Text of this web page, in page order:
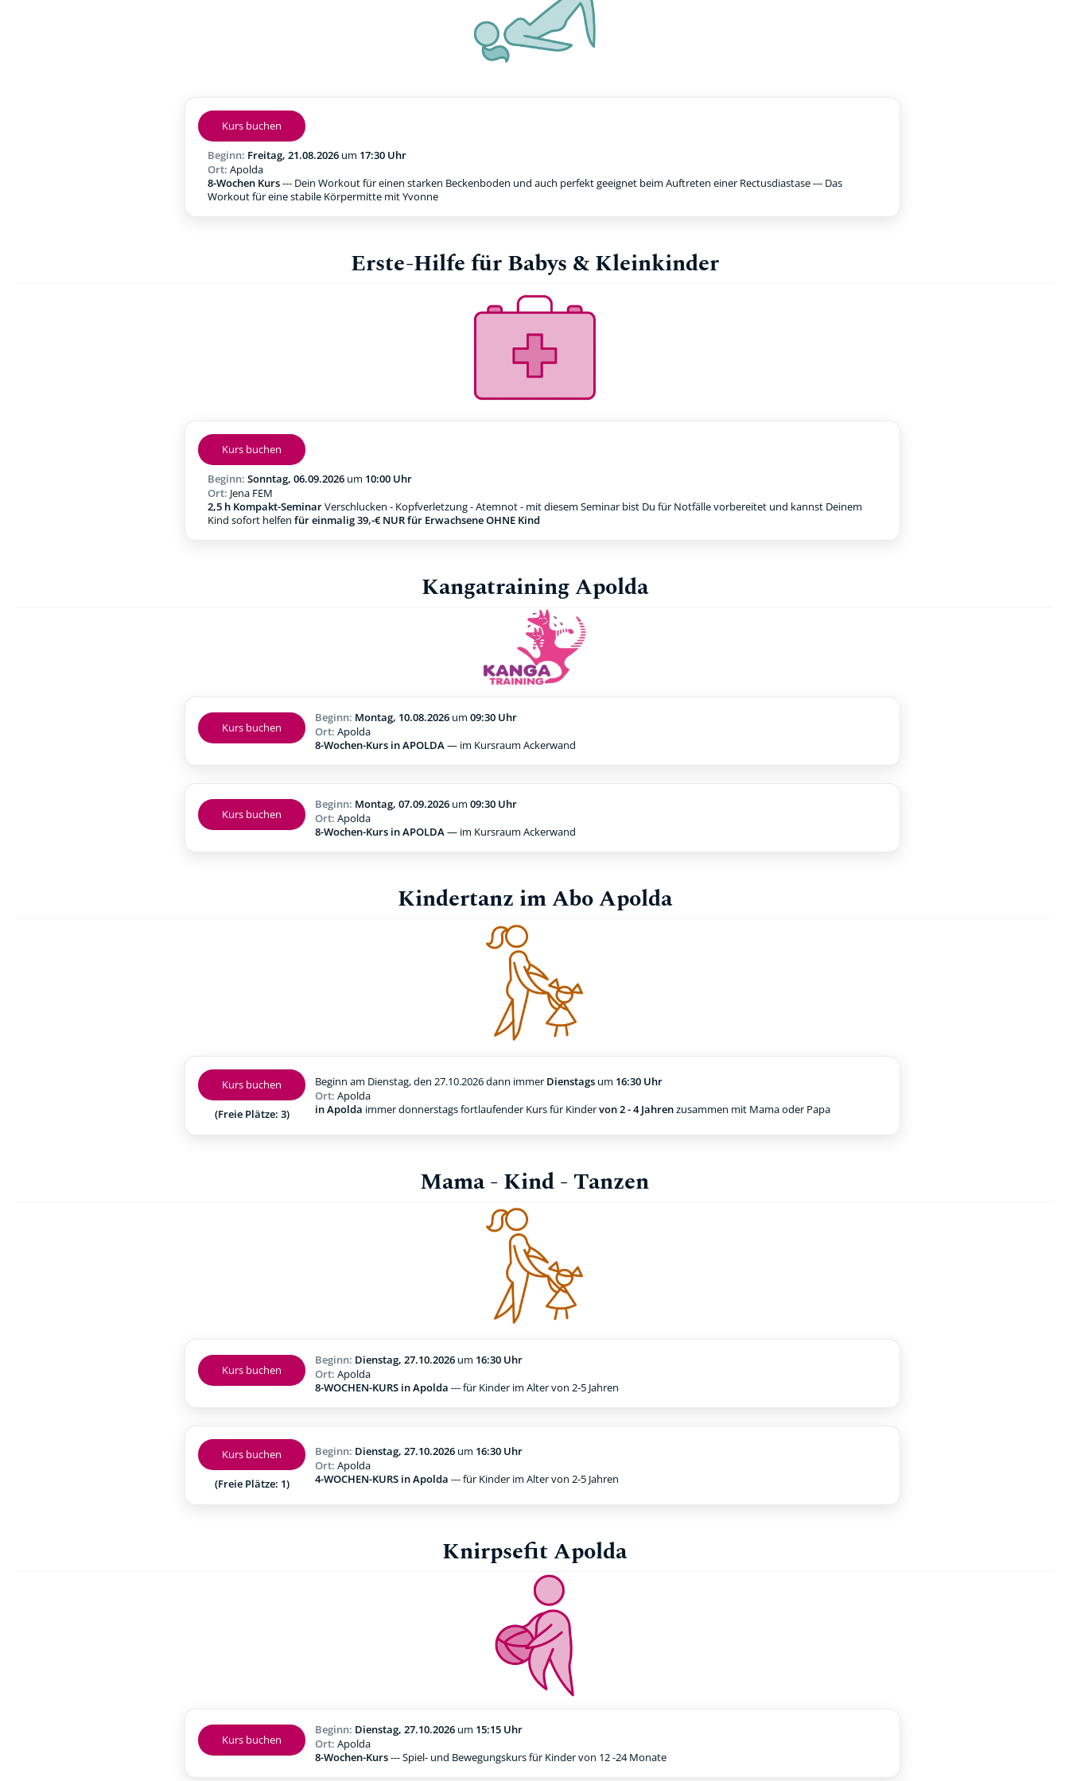
Kurs buchen
Beginn: Freitag, 21.08.2026 um 17:30 Uhr
Ort: Apolda
8-Wochen Kurs--- Dein Workout für einen starken Beckenboden und auch perfekt geeignet beim Auftreten einer Rectusdiastase --- Das
Workout für eine stabile Körpermitte mit Yvonne
Erste-Hilfe für Babys & Kleinkinder
Kurs buchen
Beginn: Sonntag, 06.09.2026 um 10:00 Uhr
Ort: Jena FEM
2,5 h Kompakt-SeminarVerschlucken - Kopfverletzung - Atemnot - mit diesem Seminar bist Du für Notfälle vorbereitet und kannst Deinem
Kind sofort helfen für einmalig 39,-€ NUR für Erwachsene OHNE Kind
Kangatraining Apolda
Kurs buchen
Beginn: Montag, 10.08.2026 um 09:30 Uhr
Ort: Apolda
8-Wochen-Kurs in APOLDA — im Kursraum Ackerwand
Kurs buchen
Beginn: Montag, 07.09.2026 um 09:30 Uhr
Ort: Apolda
8-Wochen-Kurs in APOLDA — im Kursraum Ackerwand
Kindertanz im Abo Apolda
Kurs buchen
(Freie Plätze: 3)
Beginn am Dienstag, den 27.10.2026dann immer Dienstags um 16:30 Uhr
Ort: Apolda
in Apolda immer donnerstags fortlaufender Kurs für Kindervon 2 - 4 Jahrenzusammen mit Mama oder Papa
Mama - Kind - Tanzen
Kurs buchen
Beginn: Dienstag, 27.10.2026 um 16:30 Uhr
Ort: Apolda
8-WOCHEN-KURS in Apolda --- für Kinder im Alter von 2-5 Jahren
Kurs buchen
(Freie Plätze: 1)
Beginn: Dienstag, 27.10.2026 um 16:30 Uhr
Ort: Apolda
4-WOCHEN-KURS in Apolda --- für Kinder im Alter von 2-5 Jahren
Knirpsefit Apolda
Kurs buchen
Beginn: Dienstag, 27.10.2026 um 15:15 Uhr
Ort: Apolda
8-Wochen-Kurs--- Spiel- und Bewegungskurs für Kinder von 12 -24 Monate